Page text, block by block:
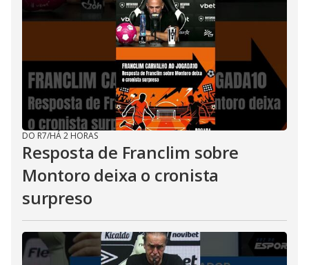
DO R7/HÁ 2 HORAS
Resposta de Franclim sobre
Montoro deixa o cronista
surpreso